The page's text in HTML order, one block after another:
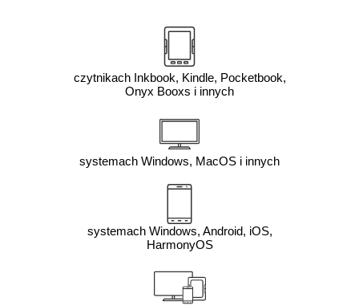
czytnikach Inkbook, Kindle, Pocketbook,
Onyx Booxs i innych
systemach Windows, MacOS i innych
systemach Windows, Android, iOS,
HarmonyOS